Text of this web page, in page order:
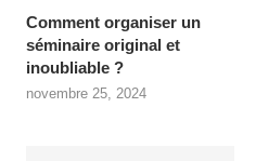
Comment organiser un
séminaire original et
inoubliable ?
novembre 25, 2024